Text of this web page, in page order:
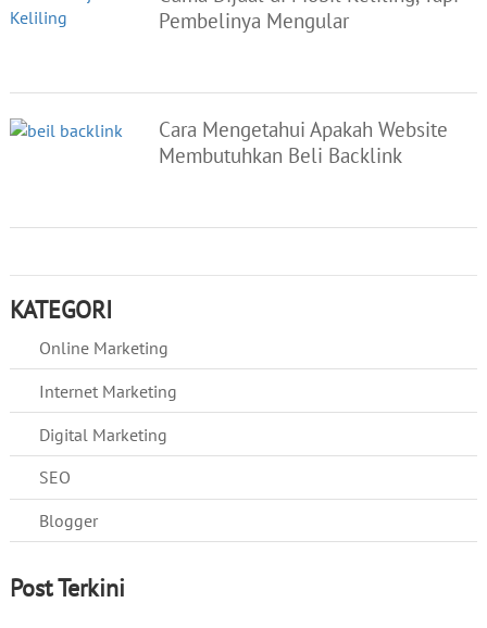
Pembelinya Mengular
Cara Mengetahui Apakah Website
Membutuhkan Beli Backlink
KATEGORI
Online Marketing
Internet Marketing
Digital Marketing
SEO
Blogger
Post Terkini